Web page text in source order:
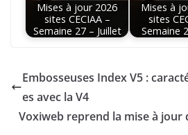
Mises à jour 2026
sites CECIAA –
Semaine 27 – Juillet
Mises à
sites
Semaine
Embosseuses Index V5 :
es avec la V4
Voxiweb reprend la mise à jour